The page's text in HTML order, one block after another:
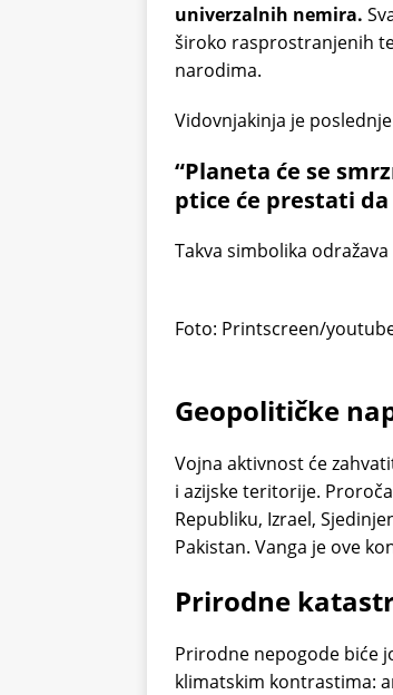
univerzalnih nemira.
široko rasprostranjenih
narodima.
Vidovnjakinja je
“Planeta će se
ptice će prestati da
Takva simbolika
Foto: Printscreen/
Geopolitičke
Vojna aktivnost će
i azijske teritorije.
Republiku, Izrael,
Pakistan. Vanga je ove
Prirodne
Prirodne nepogode biće
klimatskim kontrastima: